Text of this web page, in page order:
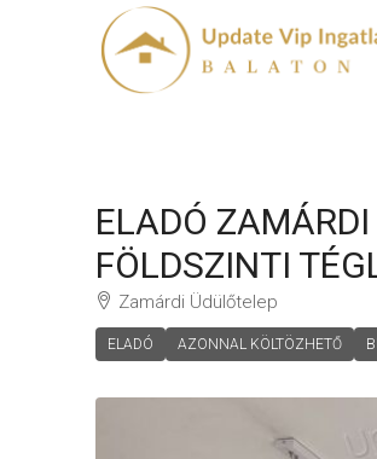
ELADÓ
FÖLDSZINTI
Zamárdi Üdülőtelep
ELADÓ AZONNAL KÖLTÖZHETŐ